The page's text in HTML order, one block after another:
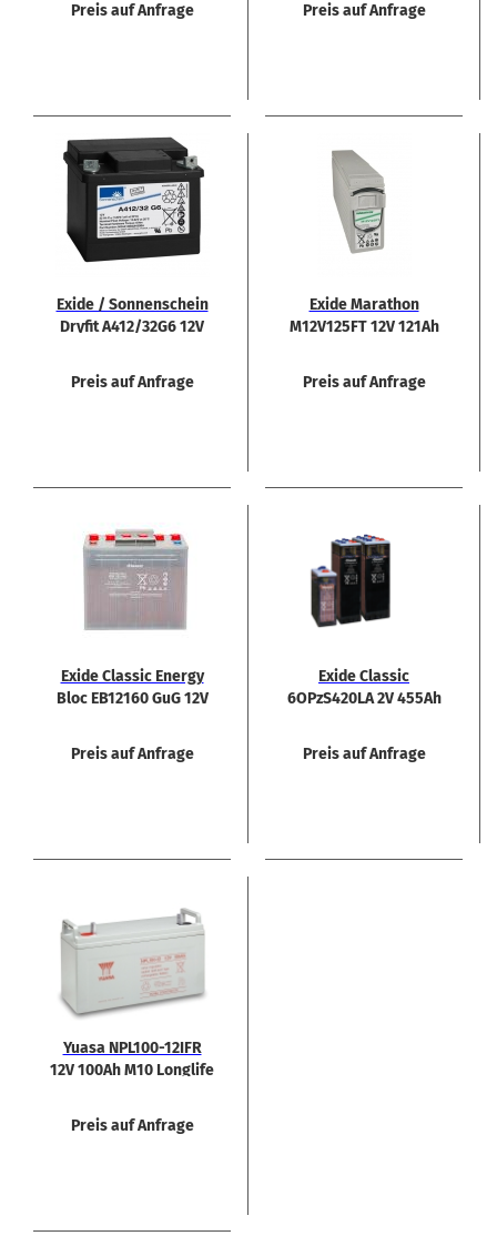
Preis auf Anfrage
Preis auf Anfrage
Exide / Son­nen­schein
Dry­fit A412/32G6 12V
Preis auf Anfrage
Exide Ma­ra­thon
M12V125FT 12V 121Ah
nal
Preis auf Anfrage
Exide Clas­sic En­er­gy
Bloc EB12160 GuG 12V
Preis auf Anfrage
Exide Clas­sic
6OPzS420LA 2V 455Ah
Preis auf Anfrage
Yuasa NPL100-​​12IFR
12V 100Ah M10 Lon­g­li­fe
Preis auf Anfrage